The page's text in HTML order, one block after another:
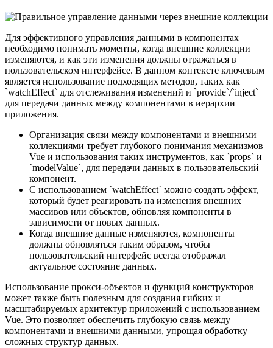
Для эффективного управления данными в компонентах
необходимо понимать моменты, когда внешние коллекции
изменяются, и как эти изменения должны отражаться в
пользовательском интерфейсе. В данном контексте ключевым
является использование подходящих методов, таких как
`watchEffect` для отслеживания изменений и `provide`/`inject`
для передачи данных между компонентами в иерархии
приложения.
Организация связи между компонентами и внешними
коллекциями требует глубокого понимания механизмов
Vue и использования таких инструментов, как `props` и
`modelValue`, для передачи данных в пользовательский
компонент.
С использованием `watchEffect` можно создать эффект,
который будет реагировать на изменения внешних
массивов или объектов, обновляя компоненты в
зависимости от новых данных.
Когда внешние данные изменяются, компоненты
должны обновляться таким образом, чтобы
пользовательский интерфейс всегда отображал
актуальное состояние данных.
Использование прокси-объектов и функций конструкторов
может также быть полезным для создания гибких и
масштабируемых архитектур приложений с использованием
Vue. Это позволяет обеспечить глубокую связь между
компонентами и внешними данными, упрощая обработку
сложных структур данных.